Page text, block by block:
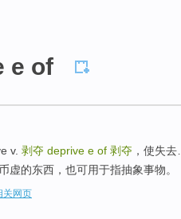
e of
v. 剥夺 deprive e of 剥夺 ，使失
虚的东西，也可用于指抽象事物。
关网页